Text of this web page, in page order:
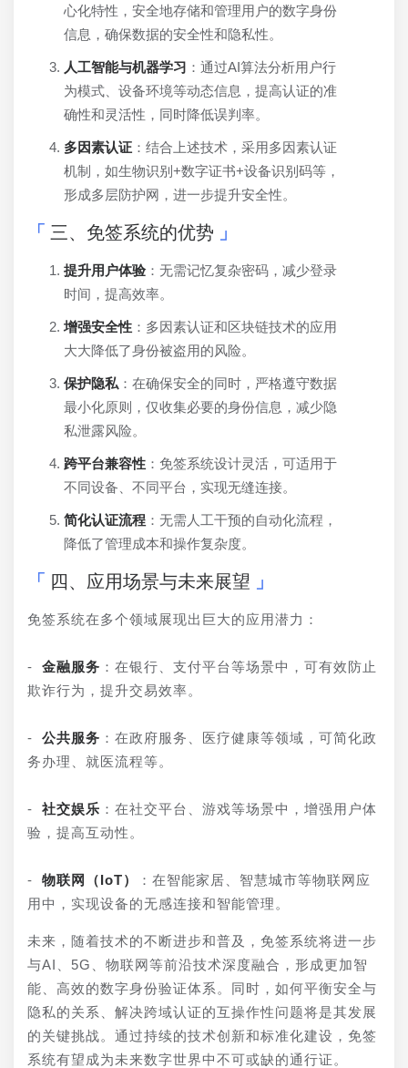
心化特性，安全地存储和管理用户的数字身份
信息，确保数据的安全性和隐私性。
人工智能与机器学习 ：通过AI算法分析用户行
为模式、设备环境等动态信息，提高认证的准
确性和灵活性，同时降低误判率。
多因素认证 ：结合上述技术，采用多因素认证
机制，如生物识别+数字证书+设备识别码等，
形成多层防护网，进一步提升安全性。
三、免签系统的优势
提升用户体验：无需记忆复杂密码，减少登录
时间，提高效率。
增强安全性 ：多因素认证和区块链技术的应用
大大降低了身份被盗用的风险。
保护隐私 ：在确保安全的同时，严格遵守数据
最小化原则，仅收集必要的身份信息，减少隐
私泄露风险。
跨平台兼容性 ：免签系统设计灵活，可适用于
不同设备、不同平台，实现无缝连接。
简化认证流程 ：无需人工干预的自动化流程，
降低了管理成本和操作复杂度。
四、应用场景与未来展望
免签系统在多个领域展现出巨大的应用潜力：
- 金融服务 ：在银行、支付平台等场景中，可有效防止
欺诈行为，提升交易效率。
- 公共服务 ：在政府服务、医疗健康等领域，可简化政
务办理、就医流程等。
- 社交娱乐 ：在社交平台、游戏等场景中，增强用户体
验，提高互动性。
- 物联网（IoT）
：在智能家居、智慧城市等物联网应
用中，实现设备的无感连接和智能管理。
未来，随着技术的不断进步和普及，免签系统将进一步
与AI、5G、物联网等前沿技术深度融合，形成更加智
能、高效的数字身份验证体系。同时，如何平衡安全与
隐私的关系、解决跨域认证的互操作性问题将是其发展
的关键挑战。通过持续的技术创新和标准化建设，免签
系统有望成为未来数字世界中不可或缺的通行证。